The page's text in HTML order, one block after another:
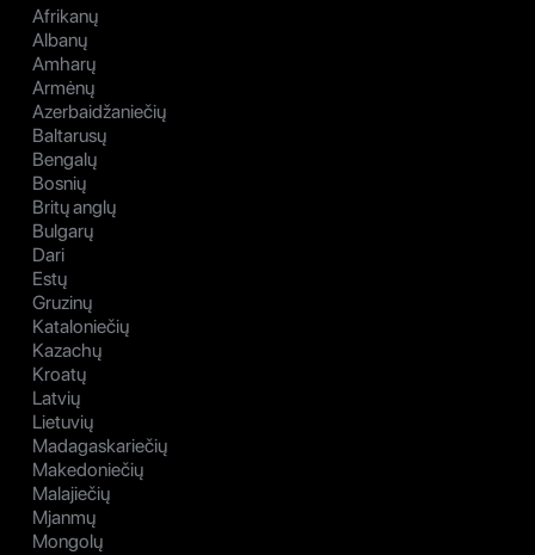
Afrikanų
Albanų
Amharų
Armėnų
Azerbaidžaniečių
Baltarusų
Bengalų
Bosnių
Britų anglų
Bulgarų
Dari
Estų
Gruzinų
Kataloniečių
Kazachų
Kroatų
Latvių
Lietuvių
Madagaskariečių
Makedoniečių
Malajiečių
Mjanmų
Mongolų